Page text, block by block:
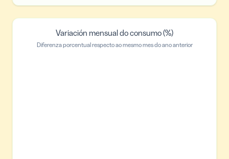
Variación mensual do consumo (%)
Diferenza porcentual respecto ao mesmo mes do ano anterior